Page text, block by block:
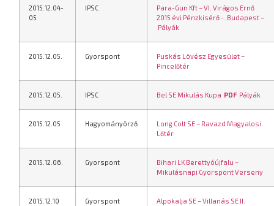
2015.12.04-
05
IPSC
Para-Gun Kft – VI. Virágos Ernő
2015 évi Pénzkisérő -. Budapest–
Pályák
2015.12.05. Gyorspont
Puskás Lövész Egyesület –
Pincelőtér
2015.12.05. IPSC Bel SE Mikulás Kupa PDF Pályák
2015.12.05 Hagyományörző
Long Colt SE – Ravazd Magyalosi
Lőtér
2015.12.06. Gyorspont
Bihari LK Berettyóújfalu –
Mikulásnapi Gyorspont Verseny
2015.12.10 Gyorspont
Alpokalja SE – Villanás SE II.